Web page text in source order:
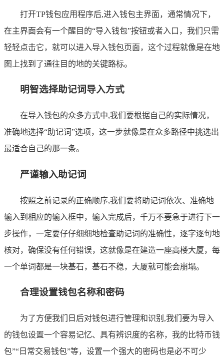
打开TP钱包应用程序后,进入钱包主界面，通常情况下，
在主界面会有一个醒目的“导入钱包”按钮或者入口，我们只需
轻轻点击它，就可以进入导入钱包页面，这个过程就像是在地
图上找到了通往目的地的关键路标。
明智选择助记词导入方式
在导入钱包的众多方式中,我们要根据自己的实际情况，
准确地选择“助记词”选项，这一步就像是在众多路径中挑选出
最适合自己的那一条。
严谨输入助记词
按照之前记录的正确顺序,我们要将助记词依次、准确地
输入到相应的输入框中，输入完成后，千万不要急于进行下一
步操作，一定要仔仔细细地检查助记词的准确性，逐字逐句地
核对，确保没有任何错误，这就像是在建造一座高楼大厦，每
一个单词都是一块基石，基石不稳，大厦就可能会崩塌。
合理设置钱包名称和密码
为了方便我们日后对钱包进行管理和识别,我们要为导入
的钱包设置一个容易记忆、具有辨识度的名称，我的比特币钱
包”“日常交易钱包”等，设置一个强大的密码也是必不可少